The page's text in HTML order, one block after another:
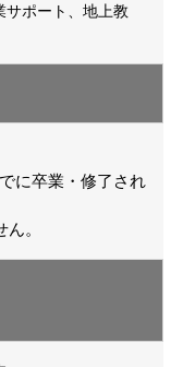
サポート、地上教
に卒業・修了され
。